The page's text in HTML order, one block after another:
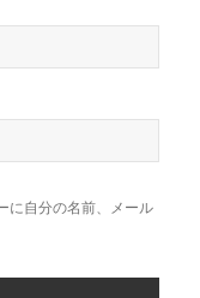
に自分の名前、メール